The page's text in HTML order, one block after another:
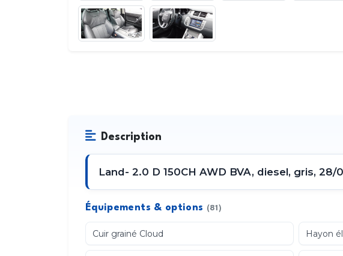
Description
Land- 2.0 D 150CH AWD BVA, diesel, gris, 28/
Équipements & options (81)
Cuir grainé Cloud Hayon